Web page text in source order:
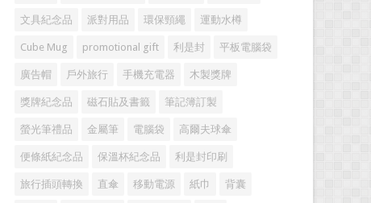
文具紀念品 派對用品 環保頸繩 運動水樽
Cube Mug promotional gift 利是封 平板電腦袋
廣告帽 戶外旅行 手機充電器 木製獎牌
獎牌紀念品 磁石貼及書籤 筆記簿訂製
螢光筆禮品 金屬筆 電腦袋 高爾夫球傘
便條紙紀念品 保溫杯紀念品 利是封印刷
旅行插頭轉換 直傘 移動電源 紙巾 背囊